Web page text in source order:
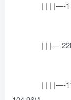
| | | |—-1、
| | |—-22电
| | | |—-11